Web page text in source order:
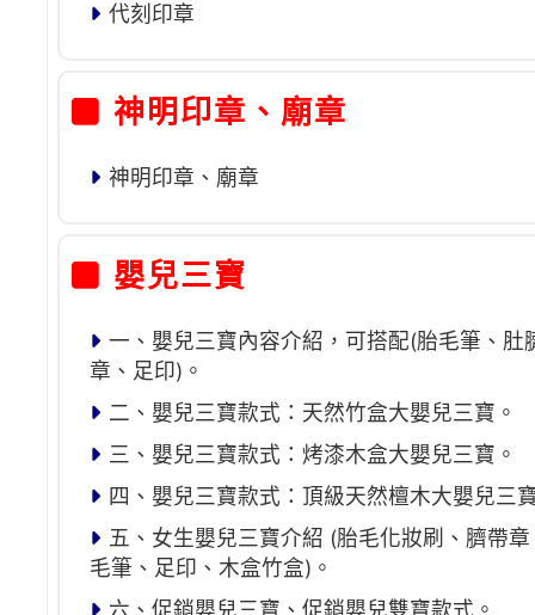
代刻印章
神明印章、廟章
神明印章、廟章
嬰兒三寶
一、嬰兒三寶內容介紹，可搭配(胎毛筆、肚
章、足印)。
二、嬰兒三寶款式：天然竹盒大嬰兒三寶。
三、嬰兒三寶款式：烤漆木盒大嬰兒三寶。
四、嬰兒三寶款式：頂級天然檀木大嬰兒三
五、女生嬰兒三寶介紹 (胎毛化妝刷、臍帶
毛筆、足印、木盒竹盒)。
六、促銷嬰兒三寶、促銷嬰兒雙寶款式。